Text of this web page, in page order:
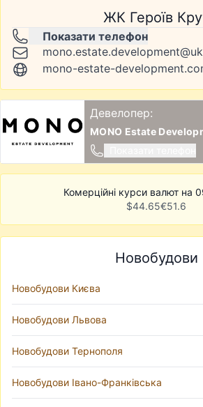
ЖК Героїв
Показати телефон
Девелопер:
MONO Estate
Комерційні курси валют на
$44.65€51.6
Новобудови
Новобудови Києва
Новобудови Львова
Новобудови Тернополя
Новобудови Івано-Франківська